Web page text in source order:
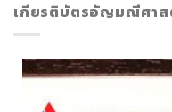
เกียรติบัตรอัญมณีศาส